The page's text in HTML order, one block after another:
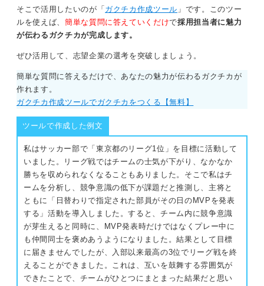
そこで活用したいのが「 ガクチカ作成ツール 」です。このツー
ルを使えば、 簡単な質問に答えていくだけで採用担当者に魅力
が伝わるガクチカが完成します。
ぜひ活用して、志望企業の選考を突破しましょう。
簡単な質問に答えるだけで、あなたの魅力が伝わるガクチカが
作れます。
ガクチカ作成ツールでガクチカをつくる【無料】
ツールで作成した例文
私はサッカー部で「東京都のリーグ1位」を目標に活動して
いました。リーグ戦ではチームの士気が下がり、なかなか
勝ちを収められなくなることもありました。そこで私はチ
ームを分析し、競争意識の低下が課題だと推測し、主将と
ともに「日替わりで指定された部員がその日のMVPを発表
する」活動を導入しました。すると、チーム内に競争意識
が芽生えると同時に、MVP発表時だけではなくプレー中に
も仲間同士を褒めあうようになりました。結果として目標
に届きませんでしたが、入部以来最高の3位でリーグ戦を終
えることができました。これは、互いを鼓舞する雰囲気が
できたことで、チームがひとつにまとまった結果だと思い